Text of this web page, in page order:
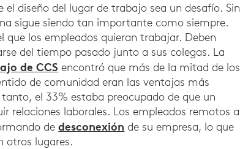
diseño del lugar de trabajo sea un desafío. Sin
sigue siendo tan importante como siempre.
los empleados quieran trabajar. Deben
del tiempo pasado junto a sus colegas. La
de CCS encontró que más de la mitad de los
de comunidad eran las ventajas más
el 33% estaba preocupado de que un
relaciones laborales. Los empleados remotos a
dedesconexión de su empresa, lo que
otros lugares.